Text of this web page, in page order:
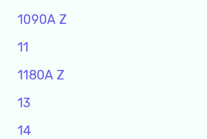
1090A Z
11
1180A Z
13
14